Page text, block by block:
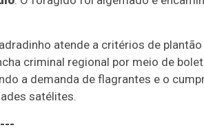
atende a critérios de
criminal regional por meio de
a demanda de flagrantes e o
satélites.
---